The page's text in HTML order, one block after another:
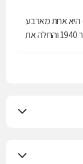
היא אחת מארבע
קופות החולים הפועלות בישראל. היא נוסדה בספטמבר 1940 והחלה את
לבריאות שלמה,
של האבות